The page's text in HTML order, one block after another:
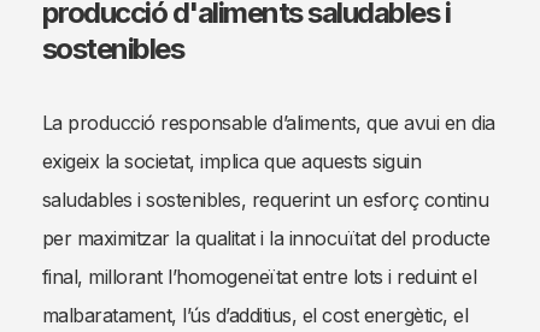
producció d'aliments saludables i
sostenibles
La producció responsable d’aliments, que avui en dia
exigeix ​​la societat, implica que aquests siguin
saludables i sostenibles, requerint un esforç continu
per maximitzar la qualitat i la innocuïtat del producte
final, millorant l’homogeneïtat entre lots i reduint el
malbaratament, l’ús d’additius, el cost energètic, el